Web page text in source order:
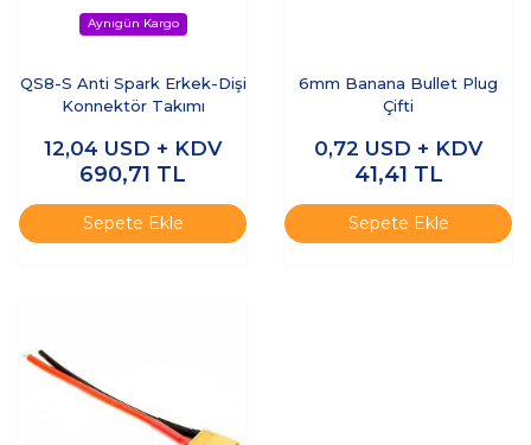
QS8-S Anti Spark Erkek-Dişi
Konnektör Takımı
12,04 USD + KDV
690,71 TL
Sepete Ekle
6mm Banana Bullet Plug
Çifti
0,72 USD + KDV
41,41 TL
Sepete Ekle